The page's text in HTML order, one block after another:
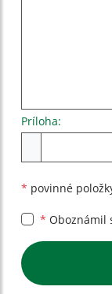
Príloha:
* povinné
* Oboznámil
Google